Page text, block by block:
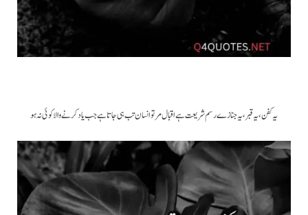
یہ کفن، یہ قبر، یہ جنازے رسم شریعت ہے اقبال مر تو انسان تب ہی جاتا ہے جب یاد کرنے والا کوئی نہ ہو